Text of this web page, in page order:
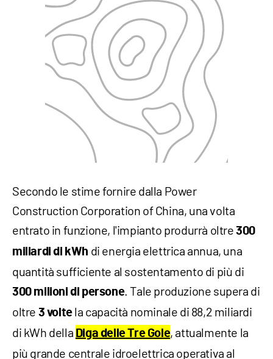
Secondo le stime fornire dalla Power
Construction Corporation of China, una volta
entrato in funzione, l'impianto produrrà oltre300
miliardi di kWh di energia elettrica annua, una
quantità sufficiente al sostentamento di più di
300 milioni di persone. Tale produzione supera di
oltre 3 voltela capacità nominale di 88,2 miliardi
di kWh della Diga delle Tre Gole, attualmente la
più grande centrale idroelettrica operativa al